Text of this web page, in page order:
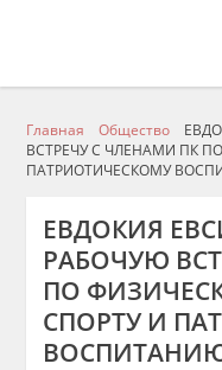
Главная Общество
ВСТРЕЧУ С ЧЛЕНАМИ ПК
ПАТРИОТИЧЕСКОМУ
ЕВДОКИЯ
РАБОЧУЮ
ПО
СПОРТУ И